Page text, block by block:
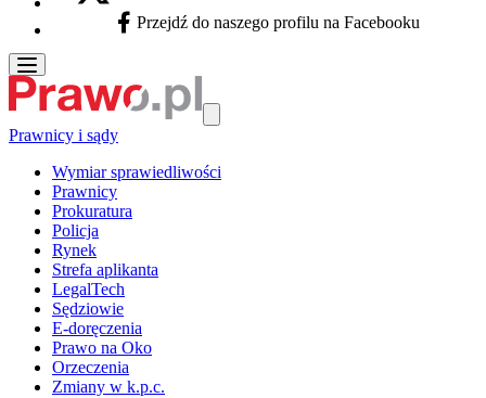
Facebook - otwiera się w nowej karcie
Przejdź do naszego profilu na Facebooku
Prawnicy i sądy
Wymiar sprawiedliwości
Prawnicy
Prokuratura
Policja
Rynek
Strefa aplikanta
LegalTech
Sędziowie
E-doręczenia
Prawo na Oko
Orzeczenia
Zmiany w k.p.c.